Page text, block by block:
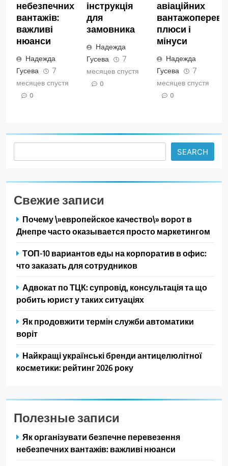
небезпечних
вантажів:
важливі
нюанси
Надежда
Гусева
7
месяцев спустя
0
інструкція
для
замовника
Надежда
Гусева
7
месяцев спустя
0
авіаційних
плюси і
мінуси
Надежда
Гусева
7
месяцев спустя
0
SEARCH
Свежие записи
Почему \»европейское качество\» ворот в
Днепре часто оказывается просто маркетингом
ТОП-10 вариантов еды на корпоратив в офис:
что заказать для сотрудников
Адвокат по ТЦК: супровід, консультація та що
робить юрист у таких ситуаціях
Як продовжити термін служби автоматики
воріт
Найкращі українські бренди антицелюлітної
косметики: рейтинг 2026 року
Полезные записи
Як організувати безпечне перевезення
небезпечних вантажів: важливі нюанси